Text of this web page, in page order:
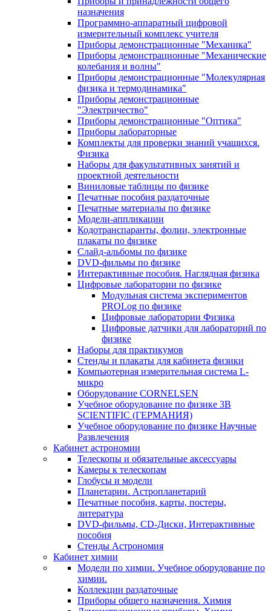
назначения
Программно-аппаратный цифровой
измерительный комплекс учителя
Приборы демонстрационные "Механика"
Приборы демонстрационные "Механические
колебания и волны"
Приборы демонстрационные "Молекулярная
физика и термодинамика"
Приборы демонстрационные
"Электричество"
Приборы демонстрационные "Оптика"
Приборы лабораторные
Комплекты для проверки знаний учащихся.
Физика
Наборы для факультативных занятий и
проектной деятельности
Виниловые таблицы по физике
Печатные пособия раздаточные
Печатные материалы по физике
Модели-аппликации
Кодотранспаранты, фолии, электронные
плакаты по физике
Слайд-альбомы по физике
DVD-фильмы по физике
Интерактивные пособия. Наглядная физика
Цифровые лаборатории по физике
Модульная система экспериментов
PROLog по физике
Цифровые лаборатории Физика
Цифровые датчики для лабораторий по
физике
Наборы для практикумов
Стенды и плакаты для кабинета физики
Компьютерная измерительная система L-
микро
Оборудование CORNELSEN
Учебное оборудование по физике 3B
SCIENTIFIC (ГЕРМАНИЯ)
Учебное оборудование по физике Научные
Развлечения
Кабинет астрономии
Телескопы и обязательные аксессуары
Камеры к телескопам
Глобусы и модели
Планетарии. Астропланетарий
Печатные пособия, карты, постеры,
литература
DVD-фильмы, CD-Диски, Интерактивные
пособия
Стенды Астрономия
Кабинет химии
Модели по химии. Учебное оборудование по
химии.
Коллекции раздаточные
Приборы общего назначения. Химия